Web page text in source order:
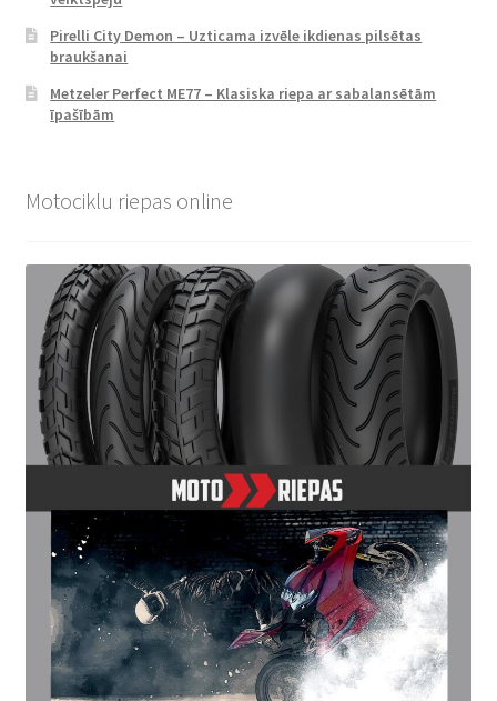
Pirelli City Demon – Uzticama izvēle ikdienas pilsētas
braukšanai
Metzeler Perfect ME77 – Klasiska riepa ar sabalansētām
īpašībām
Motociklu riepas online